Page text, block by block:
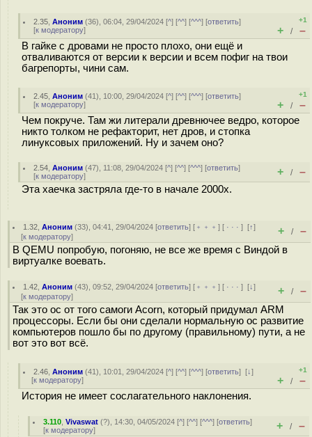
2.35 ,Аноним (36), 06:04, 29/04/2024 [^] [^^] [^^^] [ответить]
[к модератору]
+1
+ / –
В гайке с дровами не просто плохо, они ещё и
отваливаются от версии к версии и всем пофиг на твои
багрепорты, чини сам.
2.45 ,Аноним (41), 10:00, 29/04/2024 [^] [^^] [^^^] [ответить]
[к модератору]
+1
+ / –
Чем покруче. Там жи литерали древнючее ведро, которое
никто толком не рефакторит, нет дров, и стопка
линуксовых приложений. Ну и зачем оно?
2.54 ,Аноним (47), 11:08, 29/04/2024 [^] [^^] [^^^] [ответить]
[к модератору] + / –
Эта хаечка застряла где-то в начале 2000х.
1.32 ,Аноним (33), 04:41, 29/04/2024 [ответить] [ ﹢﹢﹢] [ · · ·][↑]
[к модератору] + / –
В QEMU попробую, погоняю, не все же время с Виндой в
виртуалке воевать.
1.42 ,Аноним (43), 09:52, 29/04/2024 [ответить] [ ﹢﹢﹢] [ · · ·][↓]
[к модератору] + / –
Так это ос от того самоги Acorn, который придумал ARM
процессоры. Если бы они сделали нормальную ос развитие
компьютеров пошло бы по другому (правильному) пути, а не
вот это вот всё.
2.46 ,Аноним (41), 10:01, 29/04/2024 [^] [^^] [^^^] [ответить][↓]
[к модератору]
+1
+ / –
История не имеет сослагательного наклонения.
3.110 ,Vivaswat (?), 14:30, 04/05/2024 [^] [^^] [^^^] [ответить]
[к модератору] + / –